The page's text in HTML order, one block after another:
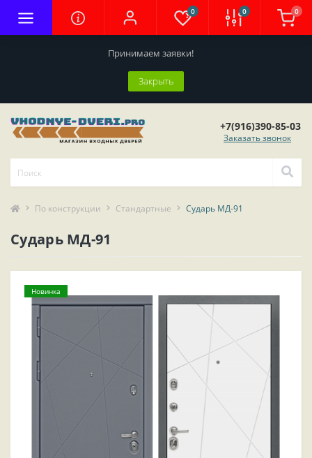
Принимаем заявки!
Закрыть
0 0 0
+7(916)390-85-03
Заказать звонок
По конструкции Стандартные Сударь МД-91
Сударь МД-91
Новинка